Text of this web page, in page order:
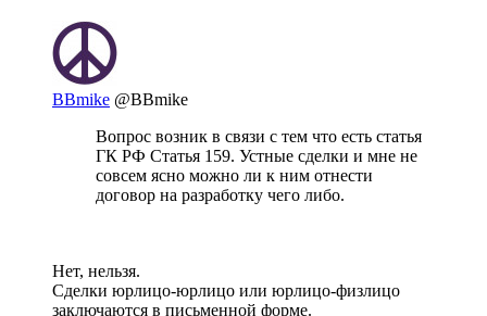
BBmike @BBmike
Вопрос возник в связи с тем что есть статья
ГК РФ Статья 159. Устные сделки и мне не
совсем ясно можно ли к ним отнести
договор на разработку чего либо.
Нет, нельзя.
Сделки юрлицо-юрлицо или юрлицо-физлицо
заключаются в письменной форме.